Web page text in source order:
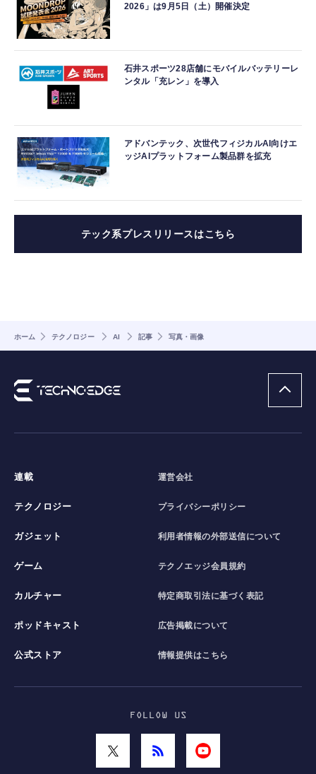
2026」は9月5日（土）開催決定
石井スポーツ28店舗にモバイルバッテリーレ
ンタル「充レン」を導入
アドバンテック、次世代フィジカルAI向けエ
ッジAIプラットフォーム製品群を拡充
テック系プレスリリースはこちら
ホーム テクノロジー AI 記事 写真・画像
連載
テクノロジー
ガジェット
ゲーム
カルチャー
ポッドキャスト
公式ストア
運営会社
プライバシーポリシー
利用者情報の外部送信について
テクノエッジ会員規約
特定商取引法に基づく表記
広告掲載について
情報提供はこちら
FOLLOW US